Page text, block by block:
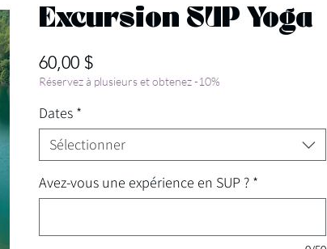
Excursion SUP Yoga
60,00 $Prix
Réservez à plusieurs et obtenez -10%
Dates *
Sélectionner
Avez-vous une expérience en SUP ? *